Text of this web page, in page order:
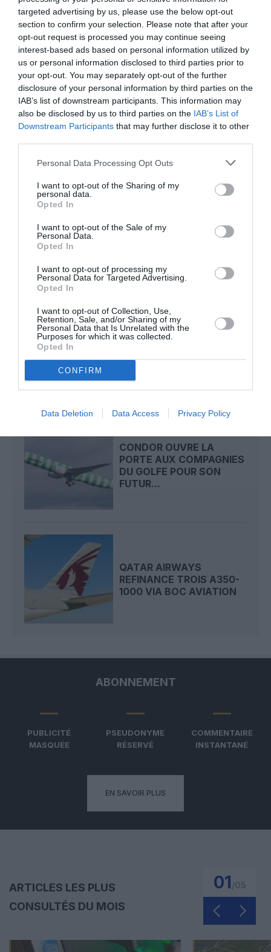
targeted advertising by us, please use the below opt-out
section to confirm your selection. Please note that after your
opt-out request is processed you may continue seeing
interest-based ads based on personal information utilized by
us or personal information disclosed to third parties prior to
your opt-out. You may separately opt-out of the further
disclosure of your personal information by third parties on the
IAB’s list of downstream participants. This information may
also be disclosed by us to third parties on the IAB’s List of
Downstream Participants that may further disclose it to other
Personal Data Processing Opt Outs
I want to opt-out of the Sharing of my
personal data.
Opted In
I want to opt-out of the Sale of my
Personal Data.
Opted In
I want to opt-out of processing my
Personal Data for Targeted Advertising.
Opted In
I want to opt-out of Collection, Use,
Retention, Sale, and/or Sharing of my
Personal Data that Is Unrelated with the
Purposes for which it was collected.
Opted In
CONFIRM
Data Deletion Data Access Privacy Policy
DERNIERS COMMENTAIRES
Djma commenté l'article :
Après Emirates, Lufthansa remet en cause la réception
de Boeing 777-9 déjà construits
Copaa commenté l'article :
aérien vers l’Amérique latine
passagers Qatar airways
LIRE AUSSI
DJIBOUTI, HAMBOURG,
LES TREIZE VILLES...
CONDOR OUVRE LA
PORTE AUX COMPAGNIES
DU GOLFE POUR SON
FUTUR...
QATAR AIRWAYS
REFINANCE TROIS A350-
1000 VIA BOC AVIATION
ABONNEMENT
PUBLICITÉ
MASQUÉE
PSEUDONYME
RÉSERVÉ
COMMENTAIRE
INSTANTANÉ
EN SAVOIR PLUS
ARTICLES LES PLUS
CONSULTÉS DU MOIS
01